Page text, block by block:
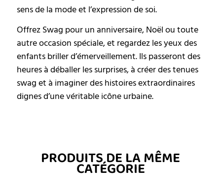
sens de la mode et l’expression de soi.
Offrez Swag pour un anniversaire, Noël ou toute
autre occasion spéciale, et regardez les yeux des
enfants briller d’émerveillement. Ils passeront des
heures à déballer les surprises, à créer des tenues
swag et à imaginer des histoires extraordinaires
dignes d’une véritable icône urbaine.
PRODUITS DE LA MÊME
CATÉGORIE